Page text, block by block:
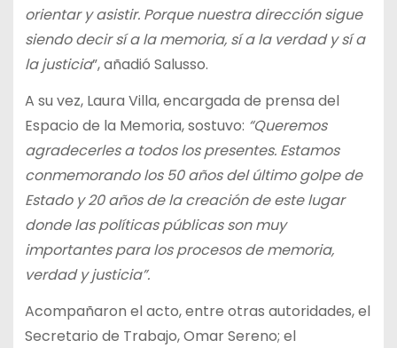
orientar y asistir. Porque nuestra dirección sigue
siendo decir sí a la memoria, sí a la verdad y sí a
la justicia”, añadió Salusso.
A su vez, Laura Villa, encargada de prensa del
Espacio de la Memoria, sostuvo: “Queremos
agradecerles a todos los presentes. Estamos
conmemorando los 50 años del último golpe de
Estado y 20 años de la creación de este lugar
donde las políticas públicas son muy
importantes para los procesos de memoria,
verdad y justicia”.
Acompañaron el acto, entre otras autoridades, el
Secretario de Trabajo, Omar Sereno; el